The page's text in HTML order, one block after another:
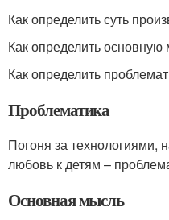
Как определить суть
Как определить
Как определить
Проблематика
Погоня за технологиями,
любовь к детям –
Основная мысль